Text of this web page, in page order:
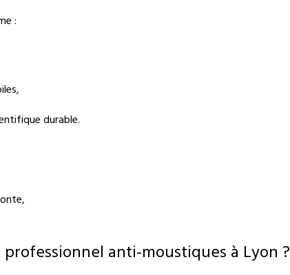
:
durable.
anti-moustiques à Lyon ?